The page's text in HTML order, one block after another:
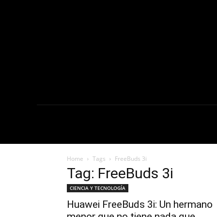
Home Tags FreeBuds 3i
Tag: FreeBuds 3i
CIENCIA Y TECNOLOGÍA
Huawei FreeBuds 3i: Un hermano